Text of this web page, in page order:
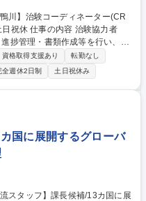
験協力者
捗管理・書類作成等を行い、院
新の薬を待つ方々の力になれ
い仕事です。 ■治験に参
の補助説明 ■被験者のスケジュ
認 ■診療、検査への同席 ■院内
成支援など ※業務の6～7割は事
イム無のフレックスタイム制の
環境。育休からの復帰率は90%
研修/土日祝休
資格取得支援あり
転勤なし
全週休2日制 土日祝休み
国に展開するグローバ